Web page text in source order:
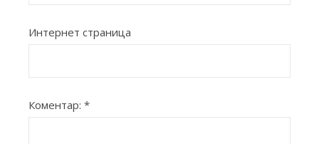
Интернет страница
Коментар: *